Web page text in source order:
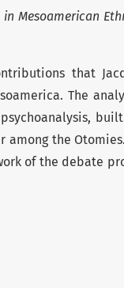
in Mesoamerican
that
The
among the
of the debate